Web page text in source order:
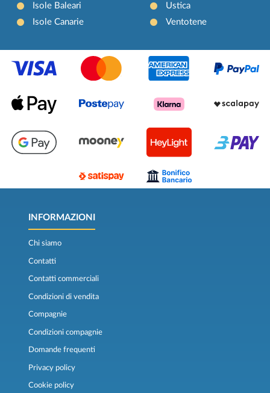
Isole Baleari
Isole Canarie
Ustica
Ventotene
INFORMAZIONI
Chi siamo
Contatti
Contatti commerciali
Condizioni di vendita
Compagnie
Condizioni compagnie
Domande frequenti
Privacy policy
Cookie policy